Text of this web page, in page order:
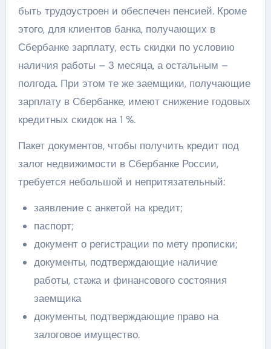
быть трудоустроен и обеспечен пенсией. Кроме
этого, для клиентов банка, получающих в
Сбербанке зарплату, есть скидки по условию
наличия работы – 3 месяца, а остальным –
полгода. При этом те же заемщики, получающие
зарплату в Сбербанке, имеют снижение годовых
кредитных скидок на 1 %.
Пакет документов, чтобы получить кредит под
залог недвижимости в Сбербанке России,
требуется небольшой и непритязательный:
заявление с анкетой на кредит;
паспорт;
документ о регистрации по мету прописки;
документы, подтверждающие наличие
работы, стажа и финансового состояния
заемщика
документы, подтверждающие право на
залоговое имущество.